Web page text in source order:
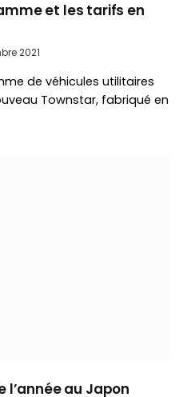
et les tarifs en
2021
de véhicules utilitaires
Townstar, fabriqué en
l’année au Japon